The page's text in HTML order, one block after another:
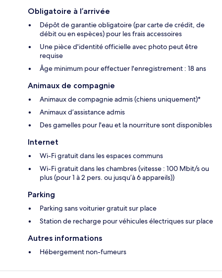
Obligatoire à l’arrivée
Dépôt de garantie obligatoire (par carte de crédit, de
débit ou en espèces) pour les frais accessoires
Une pièce d'identité officielle avec photo peut être
requise
Âge minimum pour effectuer l'enregistrement : 18 ans
Animaux de compagnie
Animaux de compagnie admis (chiens uniquement)*
Animaux d’assistance admis
Des gamelles pour l'eau et la nourriture sont disponibles
Internet
Wi-Fi gratuit dans les espaces communs
Wi-Fi gratuit dans les chambres (vitesse : 100 Mbit/s ou
plus (pour 1 à 2 pers. ou jusqu’à 6 appareils))
Parking
Parking sans voiturier gratuit sur place
Station de recharge pour véhicules électriques sur place
Autres informations
Hébergement non-fumeurs